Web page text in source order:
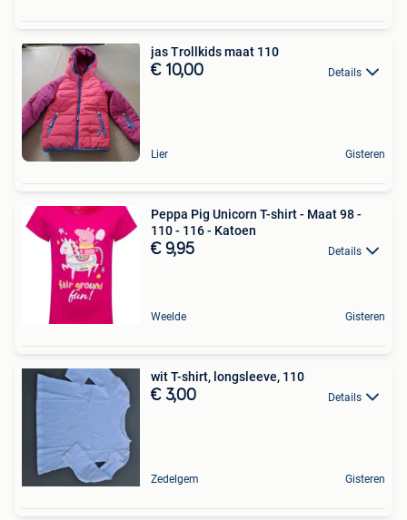
jas Trollkids maat 110
€ 10,00 Details
Lier Gisteren
Peppa Pig Unicorn T-shirt - Maat 98 -
110 - 116 - Katoen
€ 9,95 Details
Weelde Gisteren
wit T-shirt, longsleeve, 110
€ 3,00 Details
Zedelgem Gisteren